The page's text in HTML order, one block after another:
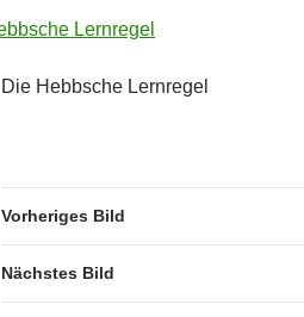
Die Hebbsche Lernregel
Vorheriges Bild
Nächstes Bild